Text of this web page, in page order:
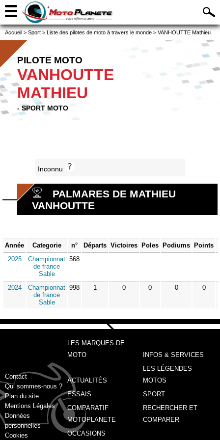
Accueil > Sport > Liste des pilotes de moto à travers le monde > VANHOUTTE Mathieu
PILOTE MOTO
VANHOUTTE
MATHIEU
- SPORT MOTO
Inconnu
PALMARES DE MATHIEU
VANHOUTTE
Année Categorie n° Départs Victoires Poles Podiums Points
2025
Championnat
de france
Sable
568
2024
Championnat
de france
Sable
998 1 0 0 0 0
Contact
Qui sommes-nous ?
Plan du site
Mentions Légales
Données
personnelles
Cookies
LES MARQUES DE
MOTO
INFOS & SERVICES
ACTUALITÉS
LES LÉGENDES
MOTOS
ESSAIS
SPORT
COMPARATIF
MOTOPLANETE
RECHERCHER ET
COMPARER
OCCASIONS